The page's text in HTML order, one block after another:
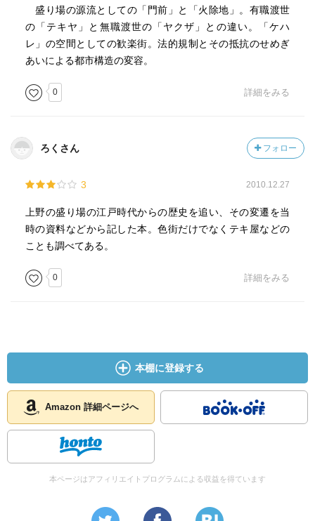
盛り場の源流としての「門前」と「火除地」。有職渡世
の「テキヤ」と無職渡世の「ヤクザ」との違い。「ケハ
レ」の空間としての歓楽街。法的規制とその抵抗のせめぎ
あいによる都市構造の変容。
0 詳細をみる
ろくさん フォロー
3 2010.12.27
上野の盛り場の江戸時代からの歴史を追い、その変遷を当
時の資料などから記した本。色街だけでなくテキ屋などの
ことも調べてある。
0 詳細をみる
本棚に登録する
Amazon 詳細ページへ
本ページはアフィリエイトプログラムによる収益を得ています